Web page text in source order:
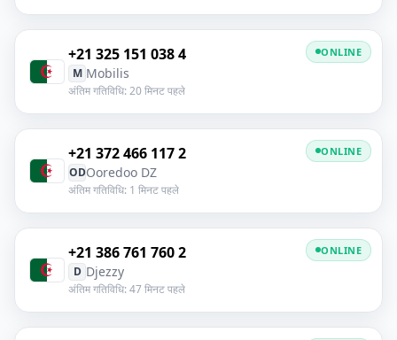
+21 325 151 038 4
M Mobilis
अंतिम गतिविधि: 20 मिनट पहले
ONLINE
+21 372 466 117 2
ODOoredoo DZ
अंतिम गतिविधि: 1 मिनट पहले
ONLINE
+21 386 761 760 2
D Djezzy
अंतिम गतिविधि: 47 मिनट पहले
ONLINE